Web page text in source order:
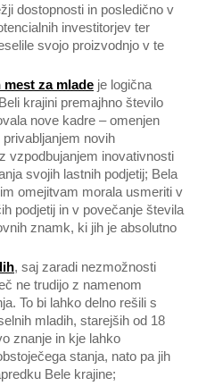
dostopnosti in posledično v
investitorjev ter
svojo proizvodnjo v te
za mlade je logična
krajini premajhno število
nove kadre – omenjen
novih
vzpodbujanjem inovativnosti
svojih lastnih podjetij; Bela
omejitvam morala usmeriti v
podjetij in v povečanje števila
znamk, ki jih je absolutno
, saj zaradi nezmožnosti
ne trudijo z namenom
To bi lahko delno rešili s
mladih, starejših od 18
znanje in kje lahko
stanja, nato pa jih
Bele krajine;